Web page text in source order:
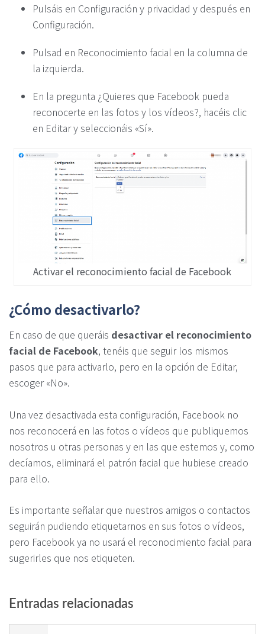
Pulsáis en Configuración y privacidad y después en
Configuración.
Pulsad en Reconocimiento facial en la columna de
la izquierda.
En la pregunta ¿Quieres que Facebook pueda
reconocerte en las fotos y los vídeos?, hacéis clic
en Editar y seleccionáis «Sí».
Activar el reconocimiento facial de Facebook
¿Cómo desactivarlo?
En caso de que queráis desactivar el reconocimiento
facial de Facebook, tenéis que seguir los mismos
pasos que para activarlo, pero en la opción de Editar,
escoger «No».
Una vez desactivada esta configuración, Facebook no
nos reconocerá en las fotos o vídeos que publiquemos
nosotros u otras personas y en las que estemos y, como
decíamos, eliminará el patrón facial que hubiese creado
para ello.
Es importante señalar que nuestros amigos o contactos
seguirán pudiendo etiquetarnos en sus fotos o vídeos,
pero Facebook ya no usará el reconocimiento facial para
sugerirles que nos etiqueten.
Entradas relacionadas